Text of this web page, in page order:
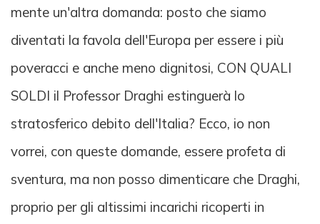
mente un'altra domanda: posto che siamo
diventati la favola dell'Europa per essere i più
poveracci e anche meno dignitosi, CON QUALI
SOLDI il Professor Draghi estinguerà lo
stratosferico debito dell'Italia? Ecco, io non
vorrei, con queste domande, essere profeta di
sventura, ma non posso dimenticare che Draghi,
proprio per gli altissimi incarichi ricoperti in